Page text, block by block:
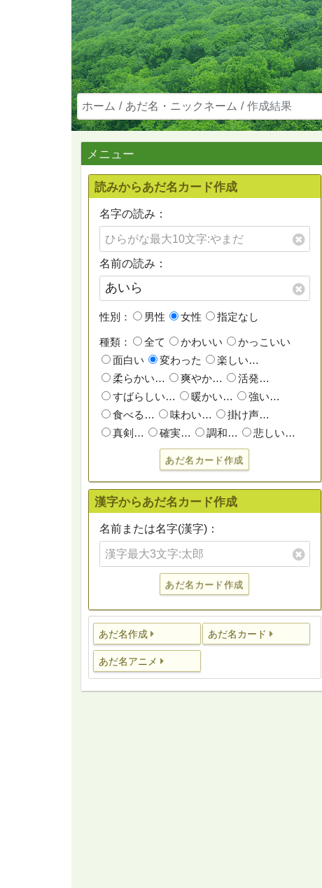
ホーム あだ名・ニックネーム 作成結果
メニュー
読みからあだ名カード作成
名字の読み：
名前の読み：
性別： 男性 女性 指定なし
種類： 全て かわいい
かっこいい
面白い
変わった
楽しい…
柔らかい…
爽やか…
活発…
すばらしい…
暖かい…
強い…
食べる…
味わい…
掛け声…
真剣…
確実… 調和… 悲しい…
あだ名カード作成
漢字からあだ名カード作成
名前または名字(漢字)：
あだ名カード作成
あだ名作成 あだ名カード
あだ名アニメ